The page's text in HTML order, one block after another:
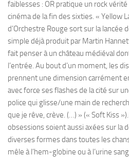
faiblesses : OR pratique un rock
cinéma de la fin des sixties. « Yellow
d’Orchestre Rouge sort sur la lancée
simple déjà produit par Martin
fait penser à un château médiéval
l’entrée. Au bout d’un moment, les
prennent une dimension carrément
avec force ses flashes de la cité sur
police qui glisse/une main de
que je rêve, crève. (…) » (« Soft Kiss
obsessions soient aussi axées sur la
diverses formes dans toutes les
mêle à l’hem-globine ou à l’urine